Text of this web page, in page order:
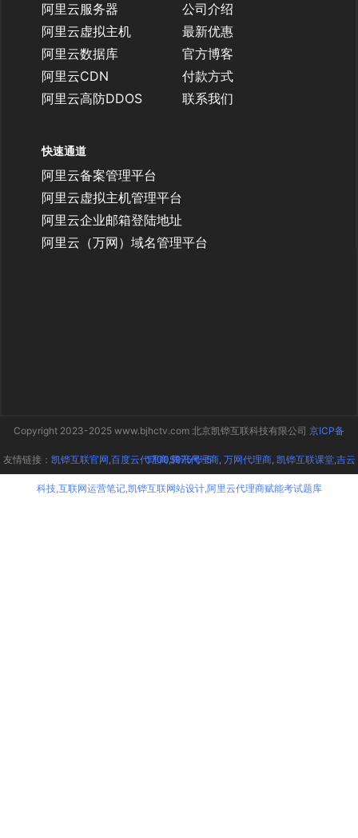
阿里云服务器
阿里云虚拟主机
阿里云数据库
阿里云CDN
阿里云高防DDOS
公司介绍
最新优惠
官方博客
付款方式
联系我们
快速通道
阿里云备案管理平台
阿里云虚拟主机管理平台
阿里云企业邮箱登陆地址
阿里云（万网）域名管理平台
Copyright 2023-2025 www.bjhctv.com 北京凯铧互联科技有限公司 京ICP备
17005975号-5
友情链接： 凯铧互联官网,百度云代理商,腾讯代理商, 万网代理商, 凯铧互联课堂,吉云
科技,互联网运营笔记,凯铧互联网站设计,阿里云代理商赋能考试题库